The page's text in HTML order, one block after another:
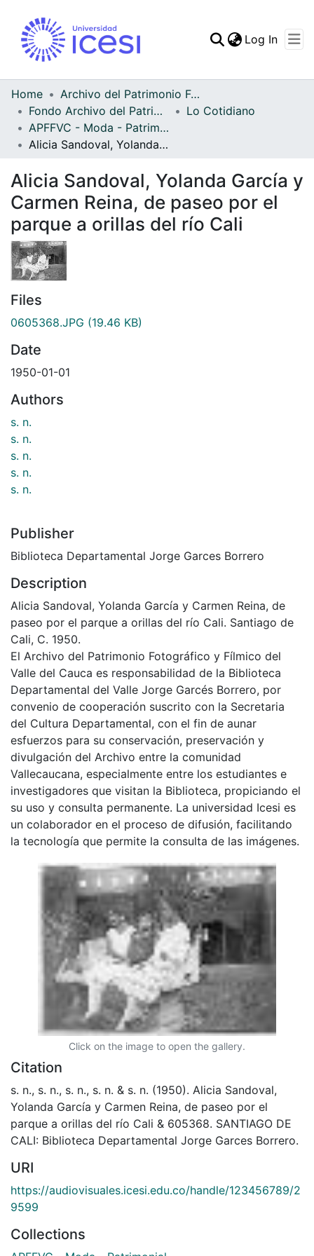
Statistics
Log In
Home
Archivo del Patrimonio Fotográfico y Fílmico del Valle del Cauca
Fondo Archivo del Patrimonio Fotográfico y Fílmico del Valle del Cauca
Lo Cotidiano
APFFVC - Moda - Patrimonial
Alicia Sandoval, Yolanda García y Carmen Reina, de paseo por el parque a orillas del río Cali
Alicia Sandoval, Yolanda García y
Carmen Reina, de paseo por el
parque a orillas del río Cali
Files
0605368.JPG (19.46 KB)
Date
1950-01-01
Authors
s. n.
s. n.
s. n.
s. n.
s. n.
Publisher
Biblioteca Departamental Jorge Garces Borrero
Description
Alicia Sandoval, Yolanda García y Carmen Reina, de
paseo por el parque a orillas del río Cali. Santiago de
Cali, C. 1950.
El Archivo del Patrimonio Fotográfico y Fílmico del
Valle del Cauca es responsabilidad de la Biblioteca
Departamental del Valle Jorge Garcés Borrero, por
convenio de cooperación suscrito con la Secretaria
del Cultura Departamental, con el fin de aunar
esfuerzos para su conservación, preservación y
divulgación del Archivo entre la comunidad
Vallecaucana, especialmente entre los estudiantes e
investigadores que visitan la Biblioteca, propiciando el
su uso y consulta permanente. La universidad Icesi es
un colaborador en el proceso de difusión, facilitando
la tecnología que permite la consulta de las imágenes.
Click on the image to open the gallery.
Citation
s. n., s. n., s. n., s. n. & s. n. (1950). Alicia Sandoval,
Yolanda García y Carmen Reina, de paseo por el
parque a orillas del río Cali & 605368. SANTIAGO DE
CALI: Biblioteca Departamental Jorge Garces Borrero.
URI
https://audiovisuales.icesi.edu.co/handle/123456789/2
9599
Collections